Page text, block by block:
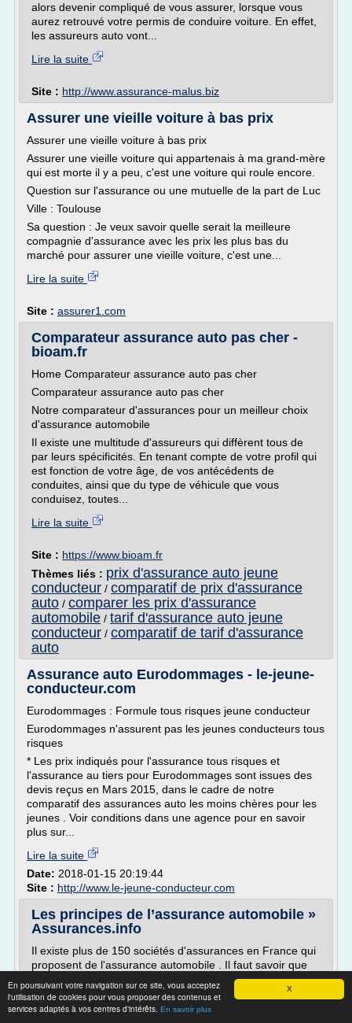
X
En poursuivant votre navigation sur ce site, vous acceptez
l'utilisation de cookies pour vous proposer des contenus et
services adaptés à vos centres d'intérêts. En savoir plus
alors devenir compliqué de vous assurer, lorsque vous
aurez retrouvé votre permis de conduire voiture. En effet,
les assureurs auto vont...
Lire la suite
Site : http://www.assurance-malus.biz
Assurer une vieille voiture à bas prix
Assurer une vieille voiture à bas prix
Assurer une vieille voiture qui appartenais à ma grand-mère
qui est morte il y a peu, c'est une voiture qui roule encore.
Question sur l'assurance ou une mutuelle de la part de Luc
Ville : Toulouse
Sa question : Je veux savoir quelle serait la meilleure
compagnie d'assurance avec les prix les plus bas du
marché pour assurer une vieille voiture, c'est une...
Lire la suite
Site : assurer1.com
Comparateur assurance auto pas cher -
bioam.fr
Home Comparateur assurance auto pas cher
Comparateur assurance auto pas cher
Notre comparateur d'assurances pour un meilleur choix
d'assurance automobile
Il existe une multitude d'assureurs qui diffèrent tous de
par leurs spécificités. En tenant compte de votre profil qui
est fonction de votre âge, de vos antécédents de
conduites, ainsi que du type de véhicule que vous
conduisez, toutes...
Lire la suite
Site : https://www.bioam.fr
Thèmes liés : prix d'assurance auto jeune
conducteur / comparatif de prix d'assurance
auto / comparer les prix d'assurance
automobile / tarif d'assurance auto jeune
conducteur / comparatif de tarif d'assurance
auto
Assurance auto Eurodommages - le-jeune-
conducteur.com
Eurodommages : Formule tous risques jeune conducteur
Eurodommages n'assurent pas les jeunes conducteurs tous
risques
* Les prix indiqués pour l'assurance tous risques et
l'assurance au tiers pour Eurodommages sont issues des
devis reçus en Mars 2015, dans le cadre de notre
comparatif des assurances auto les moins chères pour les
jeunes . Voir conditions dans une agence pour en savoir
plus sur...
Lire la suite
Date: 2018-01-15 20:19:44
Site : http://www.le-jeune-conducteur.com
Les principes de l’assurance automobile »
Assurances.info
Il existe plus de 150 sociétés d'assurances en France qui
proposent de l'assurance automobile . Il faut savoir que
l'assurance automobile regroupe l'assurance pour les
deux roues à moteur et qu'il est donc préférable de parler
d'assurance auto/moto. La particularité de l'assurance